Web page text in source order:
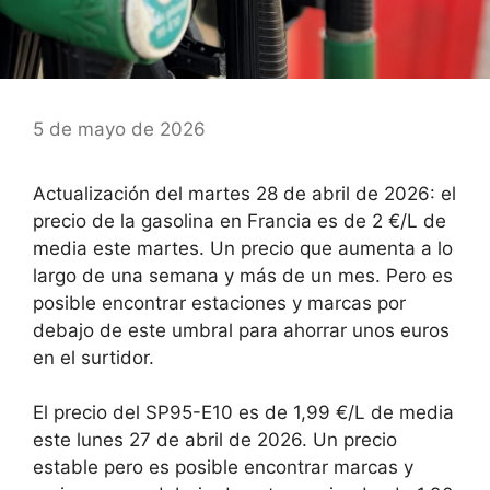
5 de mayo de 2026
Actualización del martes 28 de abril de 2026: el
precio de la gasolina en Francia es de 2 €/L de
media este martes. Un precio que aumenta a lo
largo de una semana y más de un mes. Pero es
posible encontrar estaciones y marcas por
debajo de este umbral para ahorrar unos euros
en el surtidor.
El precio del SP95-E10 es de 1,99 €/L de media
este lunes 27 de abril de 2026. Un precio
estable pero es posible encontrar marcas y